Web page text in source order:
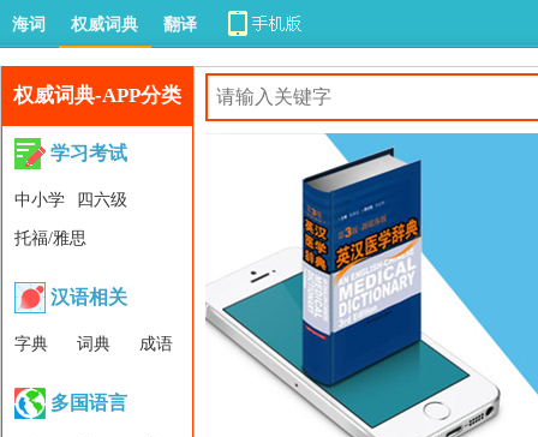
海词 权威词典 翻译
权威词典-APP分类
学习考试
中小学 四六级
托福/雅思
汉语相关
字典 词典 成语
多国语言